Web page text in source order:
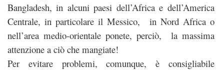
Bangladesh, in alcuni paesi dell’Africa e dell’America
Centrale, in particolare il Messico, in Nord Africa o
nell’area medio-orientale ponete, perciò, la massima
attenzione a ciò che mangiate!
Per evitare problemi, comunque, è consigliabile